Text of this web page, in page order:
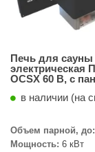
Печь для сауны
электрическая
OCSX 60 B, с
в наличии (на
Объем парной, до:
Мощность: 6 кВт